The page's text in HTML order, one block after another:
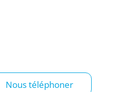
Nous téléphoner